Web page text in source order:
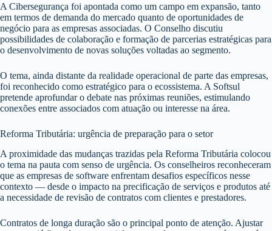
A Cibersegurança foi apontada como um campo em expansão, tanto
em termos de demanda do mercado quanto de oportunidades de
negócio para as empresas associadas. O Conselho discutiu
possibilidades de colaboração e formação de parcerias estratégicas para
o desenvolvimento de novas soluções voltadas ao segmento.
O tema, ainda distante da realidade operacional de parte das empresas,
foi reconhecido como estratégico para o ecossistema. A Softsul
pretende aprofundar o debate nas próximas reuniões, estimulando
conexões entre associados com atuação ou interesse na área.
Reforma Tributária: urgência de preparação para o setor
A proximidade das mudanças trazidas pela Reforma Tributária colocou
o tema na pauta com senso de urgência. Os conselheiros reconheceram
que as empresas de software enfrentam desafios específicos nesse
contexto — desde o impacto na precificação de serviços e produtos até
a necessidade de revisão de contratos com clientes e prestadores.
Contratos de longa duração são o principal ponto de atenção. Ajustar